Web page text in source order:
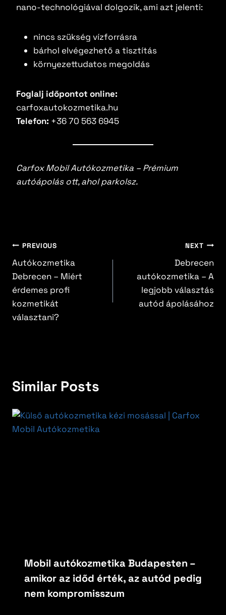
nano-technológiával dolgozik, ami azt jelenti:
nincs szükség vízforrásra
bárhol elvégezhető a tisztítás
környezettudatos megoldás
Foglalj időpontot online:
carfoxautokozmetika.hu
Telefon: +36 70 563 6945
Carfox Mobil Autókozmetika – Prémium
autóápolás ott, ahol parkolsz.
PREVIOUS
Autókozmetika
Debrecen – Miért
érdemes profi
kozmetikát
választani?
NEXT
Debrecen
autókozmetika – A
legjobb választás
autód ápolásához
Similar Posts
Mobil autókozmetika Budapesten –
amikor az időd érték, az autód pedig
nem kompromisszum